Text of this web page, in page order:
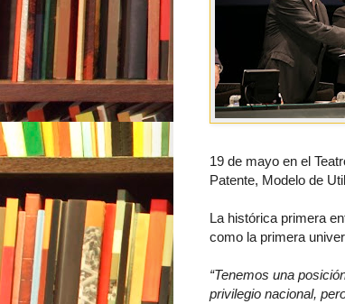
19 de mayo en el
Patente, Modelo de
La histórica primera
como la primera
“Tenemos una
privilegio nacional,